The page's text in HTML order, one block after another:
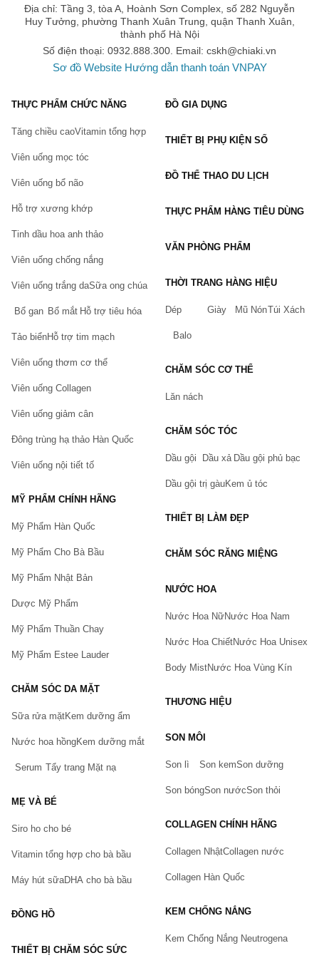
Cách sử dụng kem trị thâm nách hiệu quả
Nên bôi kem vào những lúc bạn nghỉ ngơi ít vận động như vây kem
sẽ không bị mồ hôi làm giảm ưu điểm.
Bôi khi da sạch thông thoáng sẽ giúp cho các hoạt chất có trong kem
thẩm thấu và phát huy ưu điểm nhất
Mua kem trị thâm nách hiệu quả ở đâu giá rẻ
sản phẩm trắng da đang được bán tại
Sàn thương mại điện tử
Bạn có thể mua trực tiếp trên website hoặc đặt hàng qua
hotline:
Hotline: 0932.888.300
Email:cskh@chiaki.vn
Địa chỉ: Tầng 3, tòa A, Hoành Sơn Complex, số 282 Nguyễn
<<------------------------------------->>
Khi mua các sản phẩm kem trị thâm nách và sản phẩm chăm
Chiaki.vn
Hoàn tiền, đổi trả trong 5 ngày nếu có lỗi của nhà sản xuất và
hỏng hóc trong quá trình vận chuyển. (Xem thêm:
sách đổi trả hàng tại Chiaki
Giao hàng thu tiền, thanh toán online nhiều phương thức.
Tích điểm đổi quà và nhiều ưu đãi theo sự kiện khác.
Cách đặt hàng tại Chiaki.vn
Quý khách có thể tham khảohướng dẫn đặt hàng tại
Chiaki chúng tôi sẽ liên hệ lại Quý Khách trong thời gian
Hãy báo lỗi cho chúng tôi. Hoặc gọi cho chúng tôi qua số
Địa chỉ: Tầng 3, tòa A, Hoành Sơn Complex, số 282 Nguyễn
Huy Tưởng, phường Thanh Xuân Trung, quận Thanh Xuân,
thành phố Hà Nội
Số điện thoại: 0932.888.300. Email: cskh@chiaki.vn
Sơ đồ Website Hướng dẫn thanh toán VNPAY
THỰC PHẨM CHỨC NĂNG
Tăng chiều caoVitamin tổng hợp
Viên uống mọc tóc
Viên uống bổ não
Hỗ trợ xương khớp
Tinh dầu hoa anh thảo
Viên uống chống nắng
Viên uống trắng daSữa ong chúa
Bổ gan Bổ mắt Hỗ trợ tiêu hóa
Tảo biểnHỗ trợ tim mạch
Viên uống thơm cơ thể
Viên uống Collagen
Viên uống giảm cân
Đông trùng hạ thảo Hàn Quốc
Viên uống nội tiết tố
MỸ PHẨM CHÍNH HÃNG
Mỹ Phẩm Hàn Quốc
Mỹ Phẩm Cho Bà Bầu
Mỹ Phẩm Nhật Bản
Dược Mỹ Phẩm
Mỹ Phẩm Thuần Chay
Mỹ Phẩm Estee Lauder
CHĂM SÓC DA MẶT
Sữa rửa mặtKem dưỡng ẩm
Nước hoa hồngKem dưỡng mắt
Serum Tẩy trang Mặt nạ
MẸ VÀ BÉ
Siro ho cho bé
Vitamin tổng hợp cho bà bầu
Máy hút sữaDHA cho bà bầu
ĐỒNG HỒ
THIẾT BỊ CHĂM SÓC SỨC
ĐỒ GIA DỤNG
THIẾT BỊ PHỤ KIỆN SỐ
ĐỒ THỂ THAO DU LỊCH
THỰC PHẨM HÀNG TIÊU DÙNG
VĂN PHÒNG PHẨM
THỜI TRANG HÀNG HIỆU
Dép Giày Mũ NónTúi Xách
Balo
CHĂM SÓC CƠ THỂ
Lăn nách
CHĂM SÓC TÓC
Dầu gội Dầu xả Dầu gội phủ bạc
Dầu gội trị gàuKem ủ tóc
THIẾT BỊ LÀM ĐẸP
CHĂM SÓC RĂNG MIỆNG
NƯỚC HOA
Nước Hoa NữNước Hoa Nam
Nước Hoa ChiếtNước Hoa Unisex
Body MistNước Hoa Vùng Kín
THƯƠNG HIỆU
SON MÔI
Son lì Son kemSon dưỡng
Son bóngSon nướcSon thỏi
COLLAGEN CHÍNH HÃNG
Collagen NhậtCollagen nước
Collagen Hàn Quốc
KEM CHỐNG NẮNG
Kem Chống Nắng Neutrogena